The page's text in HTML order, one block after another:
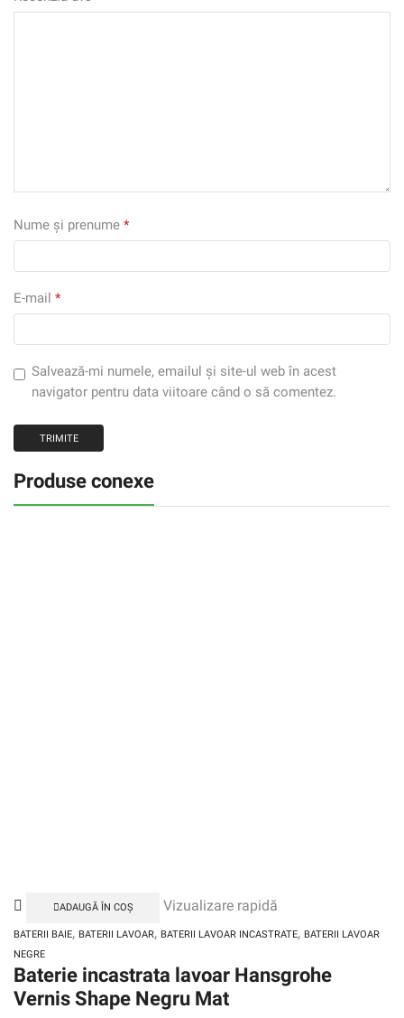
Nume și prenume *
E-mail *
Salvează-mi numele, emailul și site-ul web în acest
navigator pentru data viitoare când o să comentez.
Produse conexe
ADAUGĂ ÎN COȘ Vizualizare rapidă
BATERII BAIE, BATERII LAVOAR, BATERII LAVOAR INCASTRATE, BATERII LAVOAR
NEGRE
Baterie incastrata lavoar Hansgrohe
Vernis Shape Negru Mat